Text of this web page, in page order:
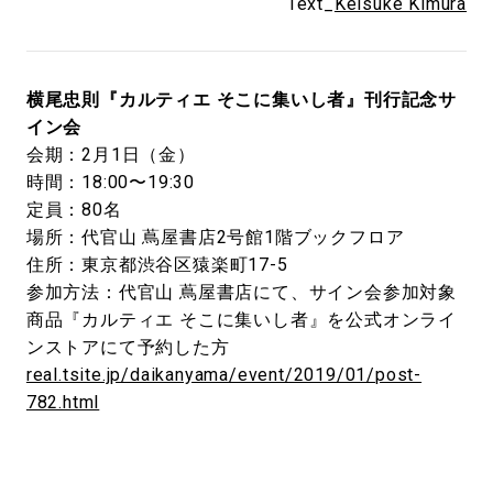
横尾忠則『カルティエ そこに集いし者』刊行記念サ
イン会
会期：2月1日（金）
時間：18:00〜19:30
定員：80名
場所：代官山 蔦屋書店2号館1階ブックフロア
住所：東京都渋谷区猿楽町17-5
参加方法：代官山 蔦屋書店にて、サイン会参加対象
商品『カルティエ そこに集いし者』を公式オンライ
ンストアにて予約した方
real.tsite.jp/daikanyama/event/2019/01/post-
782.html